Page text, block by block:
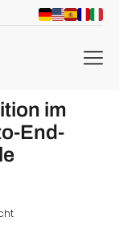
menu
im
End-